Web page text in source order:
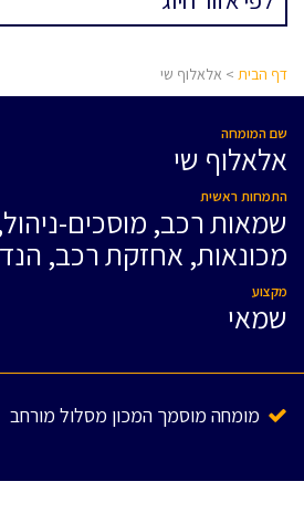
דף הבית > אלאלוף שי
שם המומחה
אלאלוף שי
התמחות ראשית
שמאות רכב, מוסכים-ניהול,
מכונאות, אחזקת רכב,
מקצוע
שמאי
מומחה מוסמך המכון מסלול מורחב